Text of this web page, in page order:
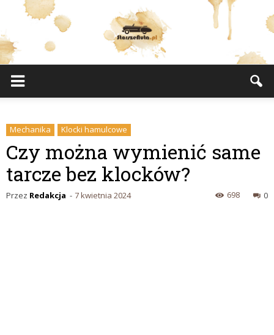
Mechanika Klocki hamulcowe
Czy można wymienić same
tarcze bez klocków?
Przez Redakcja - 7 kwietnia 2024 0
698